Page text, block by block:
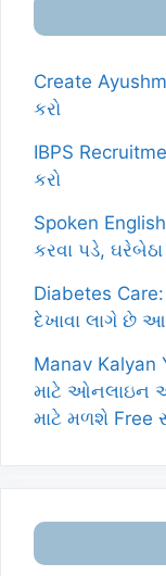
Create
કરો
IBPS
કરો
Spoken
કરવા પડે,
Diabetes
દેખાવા લાગે છે
Manav Kalyan
માટે ઓનલાઇન
માટે મળશે Free